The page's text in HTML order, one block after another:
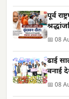
पूर्व
📅 08
ढाई
बनाई
📅 08